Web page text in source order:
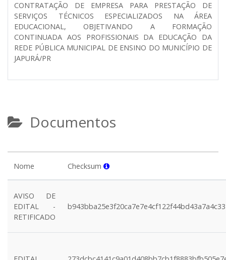
CONTRATAÇÃO DE EMPRESA PARA PRESTAÇÃO DE
SERVIÇOS TÉCNICOS ESPECIALIZADOS NA ÁREA
EDUCACIONAL, OBJETIVANDO A FORMAÇÃO
CONTINUADA AOS PROFISSIONAIS DA EDUCAÇÃO DA
REDE PÚBLICA MUNICIPAL DE ENSINO DO MUNICÍPIO DE
JAPURÁ/PR
Documentos
Nome Checksum
AVISO DE
EDITAL -
RETIFICADO
b943bba25e3f20ca7e7e4cf122f44bd43a7a4c33